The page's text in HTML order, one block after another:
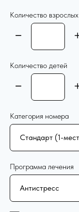
Количество взрослых
Количество детей
Категория номера
Программа лечения